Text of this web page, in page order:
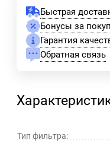
Быстрая
Бонусы за
Гарантия
Обратная связь
Тип фильтра: